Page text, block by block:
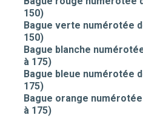
150)
Bague verte numérotée
150)
Bague blanche
à 175)
Bague bleue numérotée
175)
Bague orange
à 175)